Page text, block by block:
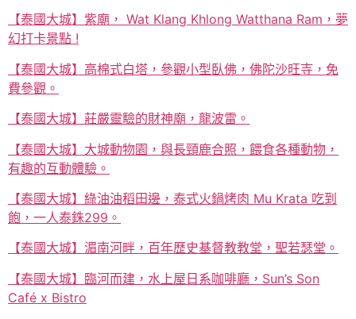
【泰國大城】紫廟， Wat Klang Khlong Watthana Ram，夢
幻打卡景點 !
【泰國大城】高棉式白塔，參觀小型臥佛，佛陀沙旺寺，免
費參觀。
【泰國大城】莊嚴靈驗的財神廟，龍波雷。
【泰國大城】大城動物園，與長頸鹿合照，餵食各種動物，
有趣的互動體驗。
【泰國大城】綠油油稻田邊，泰式火鍋烤肉 Mu Krata 吃到
飽，一人泰銖299。
【泰國大城】湄南河畔，百年歷史基督教教堂，聖若瑟堂。
【泰國大城】臨河而建，水上屋日系咖啡廳，Sun’s Son
Café x Bistro